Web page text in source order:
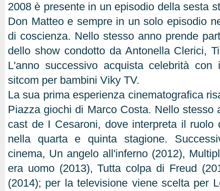
2008 è presente in un episodio della sesta
Don Matteo e sempre in un solo episodio
di coscienza. Nello stesso anno prende
dello show condotto da Antonella Clerici,
L'anno successivo acquista celebrità
sitcom per bambini Viky TV.
La sua prima esperienza cinematografica
Piazza giochi di Marco Costa. Nello stesso
cast de I Cesaroni, dove interpreta il ruolo
nella quarta e quinta stagione.
cinema, Un angelo all'inferno (2012),
era uomo (2013), Tutta colpa di Freud
(2014); per la televisione viene scelta per